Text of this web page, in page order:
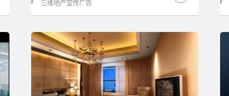
三维地产宣传广告